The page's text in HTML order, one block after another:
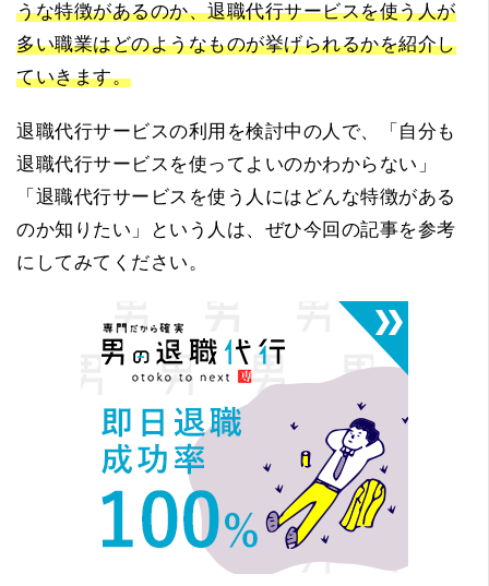
うな特徴があるのか、退職代行サービスを使う人が
多い職業はどのようなものが挙げられるかを紹介し
ていきます。
退職代行サービスの利用を検討中の人で、「自分も
退職代行サービスを使ってよいのかわからない」
「退職代行サービスを使う人にはどんな特徴がある
のか知りたい」という人は、ぜひ今回の記事を参考
にしてみてください。